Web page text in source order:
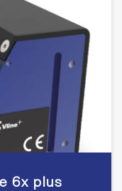
6x plus